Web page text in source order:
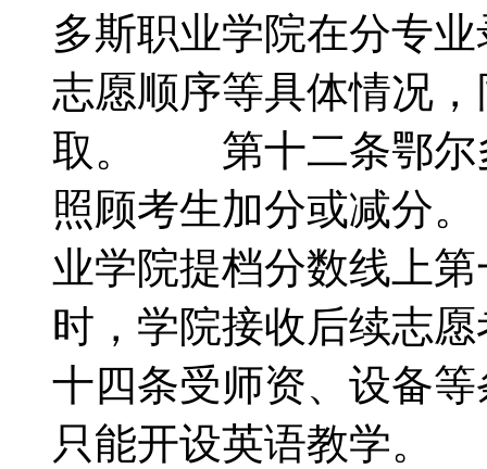
多斯职业学院在分专
志愿顺序等具体情况
取。 第十二条鄂尔
照顾考生加分或减分
业学院提档分数线上
时，学院接收后续
十四条受师资、设备
只能开设英语教学